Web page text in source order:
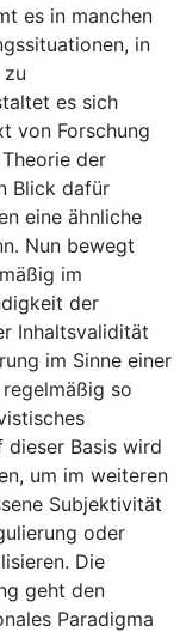
es in manchen
in
es sich
von Forschung
der
Blick dafür
eine ähnliche
Nun bewegt
im
der
Inhaltsvalidität
im Sinne einer
so
Basis wird
um im weiteren
Subjektivität
oder
Die
geht den
Paradigma